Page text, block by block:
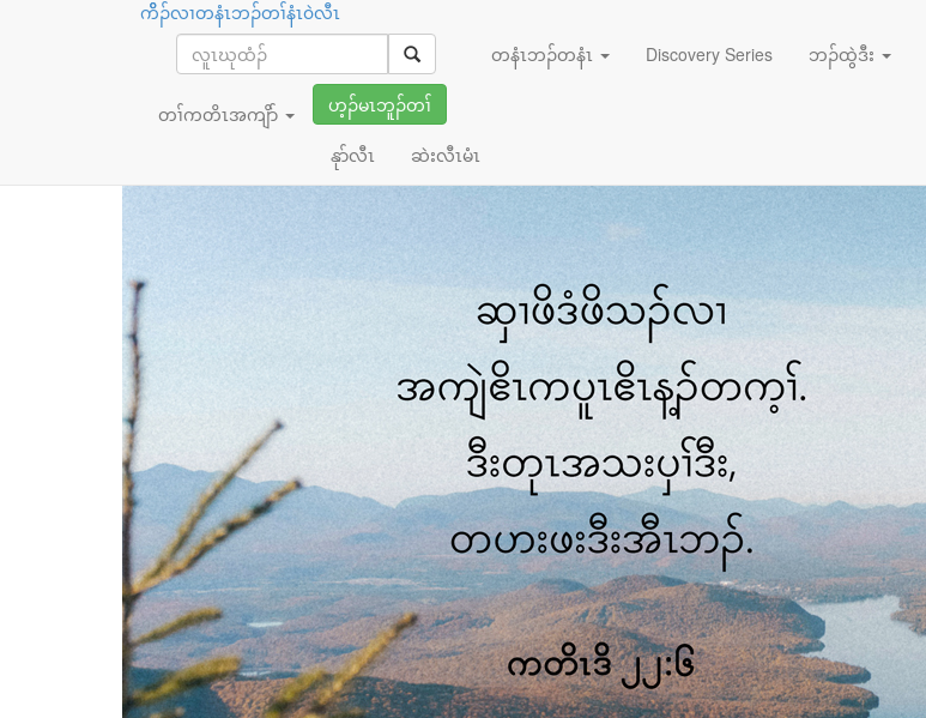
ကိိၣ်လၢတနံၤဘၣ်တၢ်နံၤ၀ဲလီၤ
တနံၤဘၣ်တနံၤ
Discovery Series ဘၣ်ထွဲဒီး
တၢ်ကတိၤအကျိာ်
ဟ့ၣ်မၤဘူၣ်တၢ်
နုာ်လီၤ ဆဲးလီၤမံၤ
ဖးအါထီၣ်